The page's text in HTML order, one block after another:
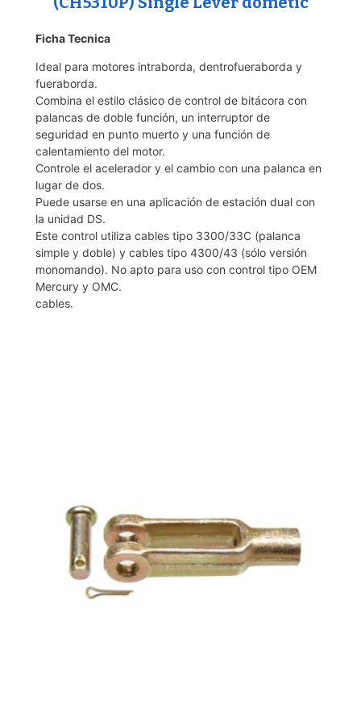
Ficha Tecnica
Ideal para motores intraborda, dentrofueraborda y
fueraborda.
Combina el estilo clásico de control de bitácora con
palancas de doble función, un interruptor de
seguridad en punto muerto y una función de
calentamiento del motor.
Controle el acelerador y el cambio con una palanca en
lugar de dos.
Puede usarse en una aplicación de estación dual con
la unidad DS.
Este control utiliza cables tipo 3300/33C (palanca
simple y doble) y cables tipo 4300/43 (sólo versión
monomando). No apto para uso con control tipo OEM
Mercury y OMC.
cables.